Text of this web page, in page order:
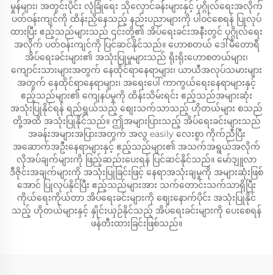
မှုန်များ၊ အတွင်းပိုင်း လုံခြုံရေး သိုလှောင်ခန်းများနှင့် ပုဂ္ဂိုလ်ရေးအလိုက်
ပတ်ဝန်းကျင်ကို ထိန်းညှိနေသည့် နည်းပညာများကို ပါဝင်စေရန် ပြုလုပ်
ထားပြီး ဧည့်သည်များသည် ၎င်းတို့၏ အိပ်ရေးခင်းအနီးတွင် ပုဂ္ဂိုလ်ရေး
အလိုက် ပတ်ဝန်းကျင်ကို ပြင်ဆင်နိုင်သည်။ ဟောစတယ် ဒေါ်မီတောရီ
အိပ်ရေးခင်းများ၏ အသုံးပြုမှုများသည် ရိုးရိုးဟောစတယ်များ၊
ကျောင်းသားများအတွက် နေထိုင်ရာနေရာများ၊ ယာယီအလုပ်သမားများ
အတွက် နေထိုင်ရာနေရာများ၊ အရေးပေါ် ကာကွယ်ရေးနေရာများနှင့်
ဧည့်သည်များ၏ ကျေနပ်မှုကို ထိန်းသိမ်းရင်း ဧည့်သည်အများဆုံး
အသုံးပြုနိုင်ရန် ရည်ရွယ်သည့် စျေးသက်သာသည့် ဟိုတယ်များ စသည်
တို့အထိ အသုံးပြုနိုင်သည်။ ဤအများပြားသည့် အိပ်ရေးခင်းများသည်
အခန်းအများအပြားအတွက် အလွ easily လေးစွာ ကိုက်ညီပြီး
အဆောက်အဦးနေရာများနှင့် ဧည့်သည်များ၏ အသက်အရွယ်အလိုက်
လိုအပ်ချက်များကို ဖြည့်ဆည်းပေးရန် ပြင်ဆင်နိုင်သည်။ မော်ဒျူလာ
ဒီဇိုင်းအချက်များကို အသုံးပြုခြင်းဖြင့် နေရာအသုံးချမှုကို အများဆုံးဖြစ်
အောင် ပြုလုပ်နိုင်ပြီး ဧည့်သည်များအား သက်တောင်းသက်သာရှိပြီး
ကိုယ်ရေးကိုယ်တာ အိပ်ရေးခင်းများကို စျေးနောက်ပိုင်း အသုံးပြုနိုင်
သည့် ဟိုတယ်များနှင့် နှိုင်းယှဉ်နိုင်သည့် အိပ်ရေးခင်းများကို ပေးစေရန်
ဖန်တီးထားခြင်းဖြစ်သည်။